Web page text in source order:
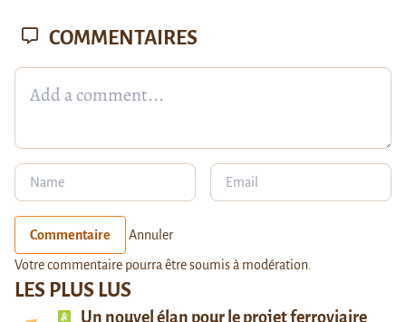
LES PLUS LUS
Un nouvel élan pour le projet ferroviaire
COMMENTAIRES
Commentaire Annuler
Votre commentaire pourra être soumis à modération.